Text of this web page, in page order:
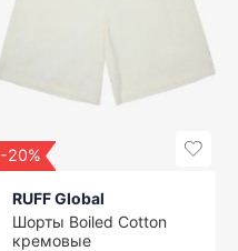
-20%
RUFF Global
Шорты Boiled Cotton
кремовые